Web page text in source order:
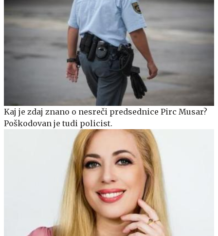
Kaj je zdaj znano o nesreči predsednice Pirc Musar?
Poškodovan je tudi policist.